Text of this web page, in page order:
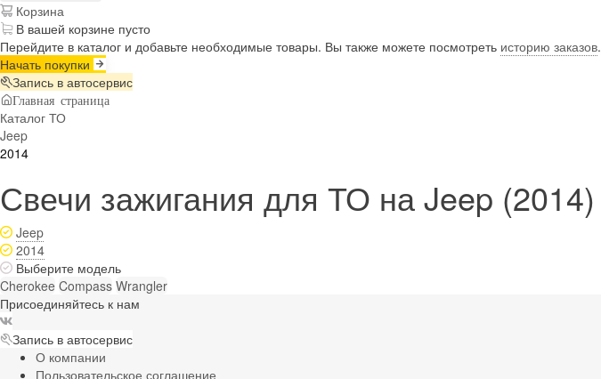
Корзина
В вашей корзине пусто
Перейдите в каталог и добавьте необходимые товары. Вы также можете посмотреть историю заказов.
Начать покупки
Запись в автосервис
Главная страница
Каталог ТО
Jeep
2014
Свечи зажигания для ТО на Jeep (2014)
Jeep
2014
Выберите модель
Cherokee Compass Wrangler
Присоединяйтесь к нам
Запись в автосервис
О компании
Пользовательское соглашение